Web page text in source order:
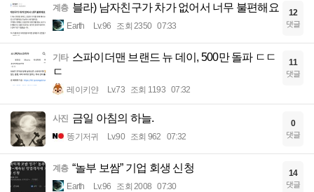
계층 블라) 남자친구가 차가 없어서 너무 불편해요
Earth Lv.96 조회 2350 07:33
12
댓글
기타 스파이더맨 브랜드 뉴 데이, 500만 돌파 ㄷㄷ
ㄷ
레이키얀 Lv.73 조회 1193 07:32
11
댓글
사진 금일 아침의 하늘.
똥기저귀 Lv.90 조회 962 07:32
0
댓글
계층 “놀부 보쌈” 기업 회생 신청
Earth Lv.96 조회 2008 07:30
14
댓글